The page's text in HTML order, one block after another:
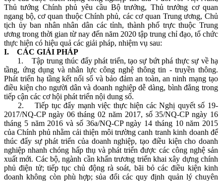
Thủ tướng Chính phủ yêu cầu Bộ trưởng, Thủ trưởng cơ quan
ngang bộ, cơ quan thuộc Chính phủ, các cơ quan Trung ương, Chủ
tịch ủy ban nhân nhân dân các tỉnh, thành phố trực thuộc Trung
ương trong thời gian từ nay đến năm 2020 tập trung chỉ đạo, tổ chức
thực hiện có hiệu quả các giải pháp, nhiệm vụ sau:
I. CÁC GIẢI PHÁP
1. Tập trung thúc đẩy phát triển, tạo sự bứt phá thực sự về hạ
tầng, ứng dụng và nhân lực công nghệ thông tin - truyền thông.
Phát triển hạ tầng kết nối số và bảo đảm an toàn, an ninh mạng tạo
điều kiện cho người dân và doanh nghiệp dễ dàng, bình đẳng trong
tiếp cận các cơ hội phát triển nội dung số.
2. Tiếp tục đẩy mạnh việc thực hiện các Nghị quyết số 19-
2017/NQ-CP ngày 06 tháng 02 năm 2017, số 35/NQ-CP ngày 16
tháng 5 năm 2016 và số 36a/NQ-CP ngày 14 tháng 10 năm 2015
của Chính phủ nhằm cải thiện môi trường canh tranh kinh doanh để
thúc đẩy sự phát triển của doanh nghiệp, tạo điều kiện cho doanh
nghiệp nhanh chóng hấp thụ và phát triển được các công nghệ sản
xuất mới. Các bộ, ngành cần khẩn trương triển khai xây dựng chính
phủ điện tử; tiếp tục chủ động rà soát, bãi bỏ các điều kiện kinh
doanh không còn phù hợp; sủa đổi các quy định quản lý chuyên